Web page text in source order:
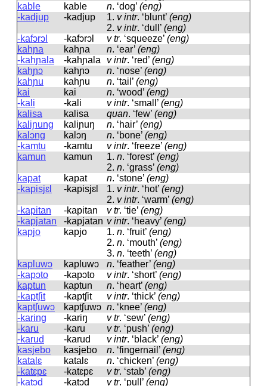
kable
kable n. ‘dog’ (eng)
-kadjup
-kadjup 1. v intr. ‘blunt’ (eng)
2. v intr. ‘dull’ (eng)
-kafɔrɔl
-kafɔrɔl v tr. ‘squeeze’ (eng)
kahɲa
kahɲa n. ‘ear’ (eng)
-kahɲala
-kahɲala v intr. ‘red’ (eng)
kahɲɔ
kahɲɔ n. ‘nose’ (eng)
kahɲu
kahɲu n. ‘tail’ (eng)
kai
kai n. ‘wood’ (eng)
-kali
-kali v intr. ‘small’ (eng)
kalisa
kalisa quan. ‘few’ (eng)
kaliɲung
kaliɲuŋ n. ‘hair’ (eng)
kalɔng
kalɔŋ n. ‘bone’ (eng)
-kamtu
-kamtu v intr. ‘freeze’ (eng)
kamun
kamun 1. n. ‘forest’ (eng)
2. n. ‘grass’ (eng)
kapat
kapat n. ‘stone’ (eng)
-kapisjɛl
-kapisjɛl 1. v intr. ‘hot’ (eng)
2. v intr. ‘warm’ (eng)
-kapitan
-kapitan v tr. ‘tie’ (eng)
-kapjatan
-kapjatan v intr. ‘heavy’ (eng)
kapjo
kapjo 1. n. ‘fruit’ (eng)
2. n. ‘mouth’ (eng)
3. n. ‘teeth’ (eng)
kapluwɔ
kapluwɔ n. ‘feather’ (eng)
-kapɔto
-kapɔto v intr. ‘short’ (eng)
kaptun
kaptun n. ‘heart’ (eng)
-kaptʃit
-kaptʃit v intr. ‘thick’ (eng)
kaptʃuwɔ
kaptʃuwɔ n. ‘knee’ (eng)
-karing
-kariŋ v tr. ‘sew’ (eng)
-karu
-karu v tr. ‘push’ (eng)
-karud
-karud v intr. ‘black’ (eng)
kasjebo
kasjebo n. ‘fingernail’ (eng)
katalɛ
katalɛ n. ‘chicken’ (eng)
-katɛpɛ
-katɛpɛ v tr. ‘stab’ (eng)
-katɔd
-katɔd v tr. ‘pull’ (eng)